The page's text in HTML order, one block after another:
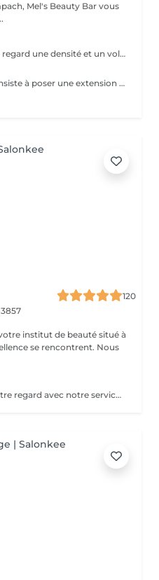
Mel's Beauty Bar vous
Pose Volume Cils Offrez à votre regard une densité et un volume exceptionnels avec notre pose de cils volume. Cette technique consiste à poser plusieurs extensions de cils très légères sur chaque cil naturel, créant ainsi un effet plus fourni et spectaculaire. Idéale pour celles qui recherchent un regard intense et dramatique tout en conservant un aspect naturel et élégant. Le volume est personnalisable selon vos préférences, pour un résultat parfaitement adapté à vos yeux.
Pose Cil à Cil La pose cil à cil consiste à poser une extension de cil sur chaque cil naturel, créant ainsi un effet allongeant et discret. Cette méthode donne un résultat naturel et élégant, parfait pour celles qui souhaitent intensifier leur regard sans effet trop chargé. Idéale pour un look raffiné et une tenue longue durée.
120
se rencontrent. Nous
Sourcils Art Parfait Sublimez votre regard avec notre service Art Parfait : une approche précise et personnalisée pour des sourcils parfaitement dessinés et harmonieux. Chaque prestation comprend : Mise en forme des sourcils selon la morphologie du visage Épilation douce pour un contour net et naturel Stylisme du sourcil pour un effet équilibré et élégant Possibilité de teinture pour intensifier la couleur et structurer le regard Résultat : un regard sublimé, des sourcils parfaitement dessinés et un effet naturel et durable